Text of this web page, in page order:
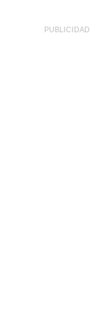
PUBLICIDAD